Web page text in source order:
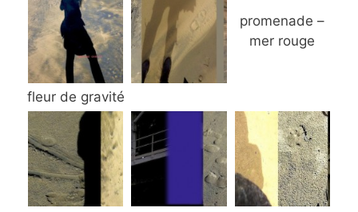
fleur de gravité
promenade –
mer rouge